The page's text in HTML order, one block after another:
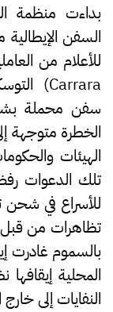
بداءت منظمة
سفن محملة
الخطرة متوجهة
الهيئات
تلك الدعوات
للأسراع في شحن
تظاهرات من قبل
بالسموم غادرت
المحلية
النفايات إلى خارج